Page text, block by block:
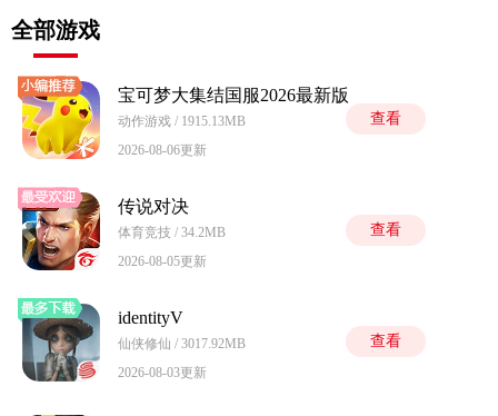
全部游戏
宝可梦大集结国服2026最新版
动作游戏 / 1915.13MB
2026-08-06更新
查看
传说对决
体育竞技 / 34.2MB
2026-08-05更新
查看
identityV
仙侠修仙 / 3017.92MB
2026-08-03更新
查看